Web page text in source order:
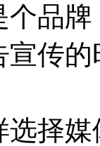
品
的
择媒